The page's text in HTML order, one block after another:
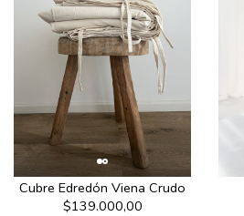
Cubre Edredón Viena Crudo
$139.000,00